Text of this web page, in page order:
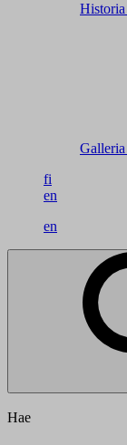
Historia
Galleria
fi
en
en
Hae